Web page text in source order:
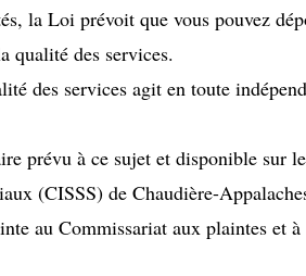
la Loi prévoit que vous pouvez
qualité des services.
des services agit en toute
prévu à ce sujet et disponible sur
(CISSS) de Chaudière-
au Commissariat aux plaintes et